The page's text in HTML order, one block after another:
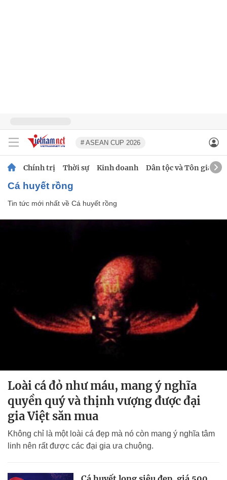
# ASEAN CUP 2026
Chính trị Thời sự Kinh doanh Dân tộc và Tôn giáo
Cá huyết rồng
Tin tức mới nhất về Cá huyết rồng
Loài cá đỏ như máu, mang ý nghĩa
quyền quý và thịnh vượng được đại
gia Việt săn mua
Không chỉ là một loài cá đẹp mà nó còn mang ý nghĩa tâm
linh nên rất được các đại gia ưa chuộng.